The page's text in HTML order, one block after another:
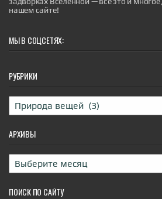
датский фольклор и породили
живущее и по сей день. То, что
привлекших внимание всего го...
incogniterra.ru | 27th Jul 2026
нашем сайте!
МЫ В СОЦСЕТЯХ:
РУБРИКИ
Рубрики
АРХИВЫ
Архивы
ПОИСК ПО САЙТУ